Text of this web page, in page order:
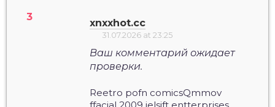
xnxxhot.cc
31.07.2026 at 23:25
Ваш комментарий ожидает
проверки.
Reetro pofn comicsQmmov